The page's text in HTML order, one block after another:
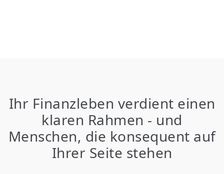
Ihr Finanzleben verdient einen
klaren Rahmen - und
Menschen, die konsequent auf
Ihrer Seite stehen